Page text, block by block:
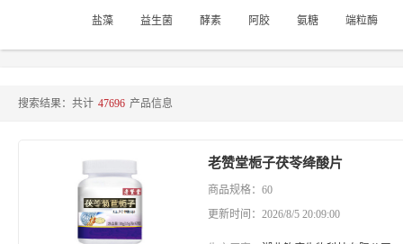
盐藻 益生菌 酵素 阿胶 氨糖 端粒酶
搜索结果：共计 47696 产品信息
老赞堂栀子茯苓绛酸片
商品规格：60
更新时间：2026/8/5 20:09:00